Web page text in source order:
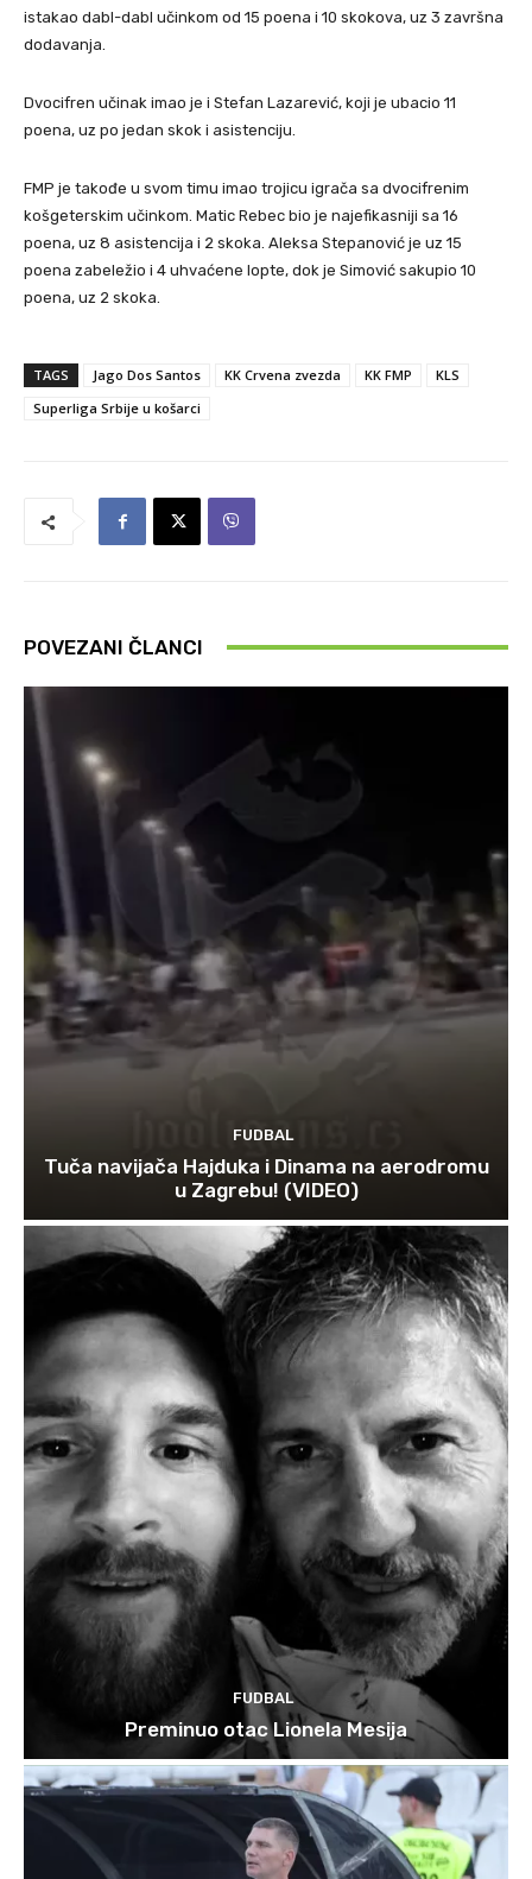
istakao dabl-dabl učinkom od 15 poena i 10 skokova, uz 3 završna
dodavanja.
Dvocifren učinak imao je i Stefan Lazarević, koji je ubacio 11
poena, uz po jedan skok i asistenciju.
FMP je takođe u svom timu imao trojicu igrača sa dvocifrenim
košgeterskim učinkom. Matic Rebec bio je najefikasniji sa 16
poena, uz 8 asistencija i 2 skoka. Aleksa Stepanović je uz 15
poena zabeležio i 4 uhvaćene lopte, dok je Simović sakupio 10
poena, uz 2 skoka.
TAGS Jago Dos Santos KK Crvena zvezda KK FMP
KLS
Superliga Srbije u košarci
POVEZANI ČLANCI
FUDBAL
Tuča navijača Hajduka i Dinama na aerodromu
u Zagrebu! (VIDEO)
FUDBAL
Preminuo otac Lionela Mesija